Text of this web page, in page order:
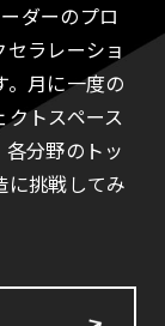
ダーのプロ
セラレーショ
。月に一度の
トスペース
分野のトッ
に挑戦してみ